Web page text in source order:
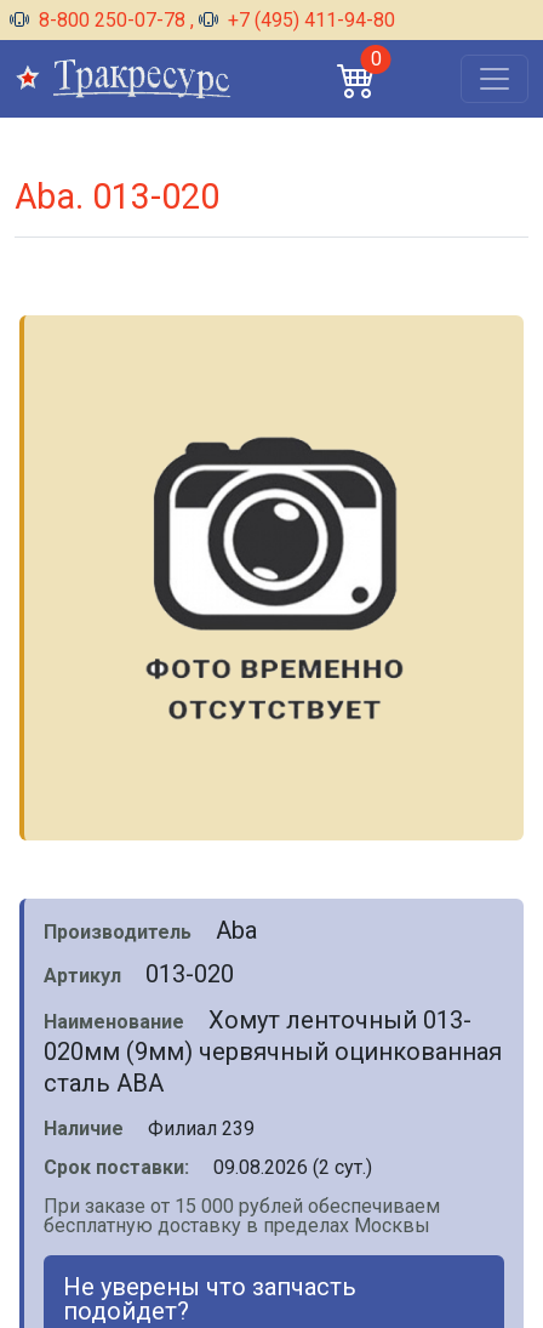
8-800 250-07-78 ,
+7 (495) 411-94-80
0
Aba. 013-020
Производитель Aba
Артикул 013-020
Наименование
Хомут ленточный 013-
020мм (9мм) червячный оцинкованная
сталь ABA
Наличие
Филиал 239
Срок поставки:
09.08.2026 (2 сут.)
При заказе от 15 000 рублей обеспечиваем
бесплатную доставку в пределах Москвы
Не уверены что запчасть
подойдет?